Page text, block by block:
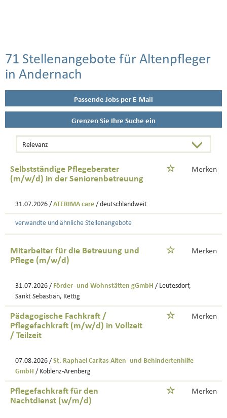
71 Stellenangebote für Altenpfleger
in Andernach
Passende Jobs per E-Mail
Grenzen Sie Ihre Suche ein
Selbstständige Pflegeberater
(m/w/d) in der Seniorenbetreuung
Merken
31.07.2026 / ATERIMA care / deutschlandweit
verwandte und ähnliche Stellenangebote
Mitarbeiter für die Betreuung und
Pflege (m/w/d)
Merken
31.07.2026 / Förder- und Wohnstätten gGmbH / Leutesdorf,
Sankt Sebastian, Kettig
Pädagogische Fachkraft /
Pflegefachkraft (m/w/d) in Vollzeit
/ Teilzeit
Merken
07.08.2026 / St. Raphael Caritas Alten- und Behindertenhilfe
GmbH / Koblenz-Arenberg
Pflegefachkraft für den
Nachtdienst (w/m/d)
Merken